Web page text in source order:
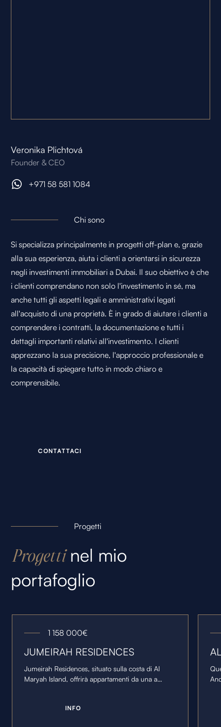
Chi sono
Si specializza principalmente in progetti off-plan e, grazie
alla sua esperienza, aiuta i clienti a orientarsi in sicurezza
negli investimenti immobiliari a Dubai. Il suo obiettivo è che
i clienti comprendano non solo l'investimento in sé, ma
anche tutti gli aspetti legali e amministrativi legati
all'acquisto di una proprietà. È in grado di aiutare i clienti a
comprendere i contratti, la documentazione e tutti i
dettagli importanti relativi all'investimento. I clienti
apprezzano la sua precisione, l'approccio professionale e
la capacità di spiegare tutto in modo chiaro e
comprensibile.
CONTATTACI
Veronika Plichtová
Founder & CEO
+971 58 581 1084
Progetti
Progettinel mio
portafoglio
1 158 000€
JUMEIRAH RESIDENCES
Jumeirah Residences, situato sulla costa di Al
Maryah Island, offrirà appartamenti da una a
IN FO